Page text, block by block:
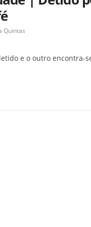
Quintas
e o outro encontra-